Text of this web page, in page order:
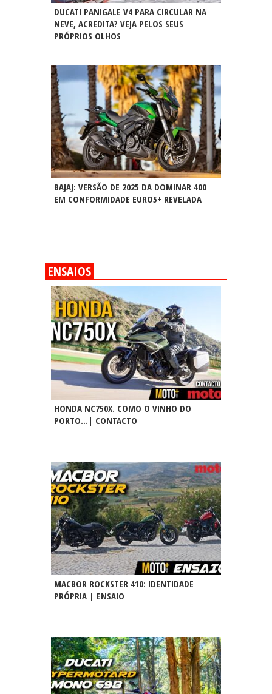
DUCATI PANIGALE V4 PARA CIRCULAR NA
NEVE, ACREDITA? VEJA PELOS SEUS
PRÓPRIOS OLHOS
BAJAJ: VERSÃO DE 2025 DA DOMINAR 400
EM CONFORMIDADE EURO5+ REVELADA
ENSAIOS
HONDA NC750X. COMO O VINHO DO
PORTO…| CONTACTO
MACBOR ROCKSTER 410: IDENTIDADE
PRÓPRIA | ENSAIO